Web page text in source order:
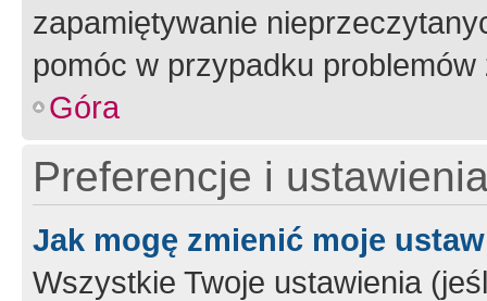
zapamiętywanie
pomóc w przypadku
Góra
Preferencje i
Jak mogę zmienić moje
Wszystkie Twoje ustawienia